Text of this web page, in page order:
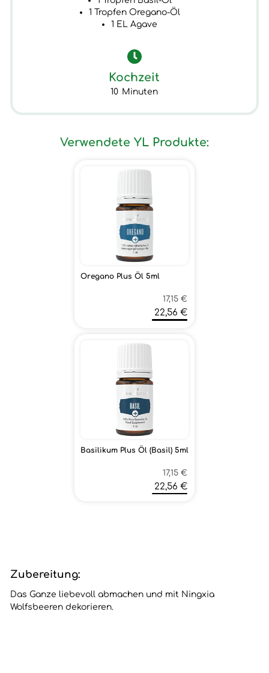
1 Tropfen Oregano-Öl
1 EL Agave
Kochzeit
10 Minuten
Verwendete YL Produkte:
Oregano Plus Öl 5ml
17,15 €
22,56 €
Basilikum Plus Öl (Basil) 5ml
17,15 €
22,56 €
Zubereitung:
Das Ganze liebevoll abmachen und mit Ningxia
Wolfsbeeren dekorieren.